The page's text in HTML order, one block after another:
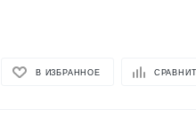
В ИЗБРАННОЕ